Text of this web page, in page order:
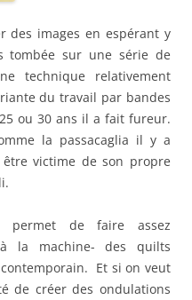
des images en espérant y
tombée sur une série de
technique relativement
du travail par bandes
ou 30 ans il a fait fureur.
la passacaglia il y a
victime de son propre
permet de faire assez
la machine- des quilts
Et si on veut
de créer des ondulations